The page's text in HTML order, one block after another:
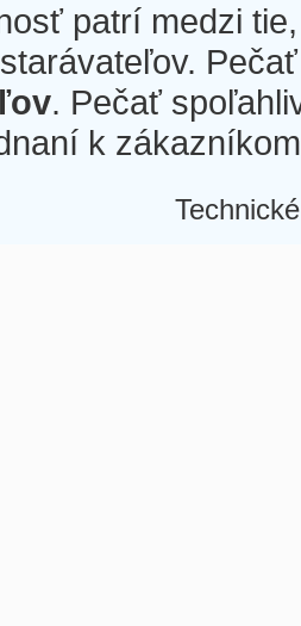
patrí medzi
. Pečať
k